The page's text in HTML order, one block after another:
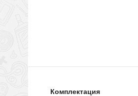
Комплектация